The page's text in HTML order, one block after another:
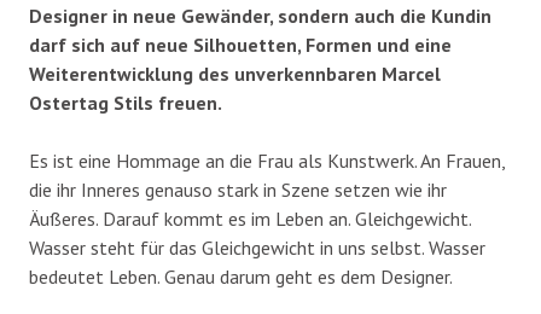
Designer in neue Gewänder, sondern auch die Kundin
darf sich auf neue Silhouetten, Formen und eine
Weiterentwicklung des unverkennbaren Marcel
Ostertag Stils freuen.
Es ist eine Hommage an die Frau als Kunstwerk. An Frauen,
die ihr Inneres genauso stark in Szene setzen wie ihr
Äußeres. Darauf kommt es im Leben an. Gleichgewicht.
Wasser steht für das Gleichgewicht in uns selbst. Wasser
bedeutet Leben. Genau darum geht es dem Designer.